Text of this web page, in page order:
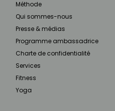
Méthode
Qui sommes-nous
Presse & médias
Programme ambassadrice
Charte de confidentialité
Services
Fitness
Yoga